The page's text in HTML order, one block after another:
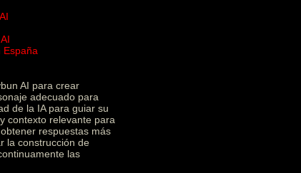
España
AI para crear
adecuado para
de la IA para guiar su
contexto relevante para
respuestas más
la construcción de
las